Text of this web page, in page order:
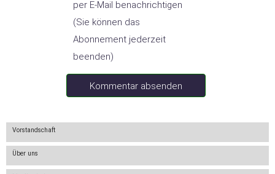
Newsletter
Informationen
Gesucht
per E-Mail benachrichtigen
(Sie können das
Abonnement jederzeit
beenden)
Kommentar absenden
Vorstandschaft
Über uns